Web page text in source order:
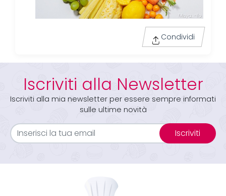
Condividi
Iscriviti alla Newsletter
Iscriviti alla mia newsletter per essere sempre informati
sulle ultime novità
Iscriviti